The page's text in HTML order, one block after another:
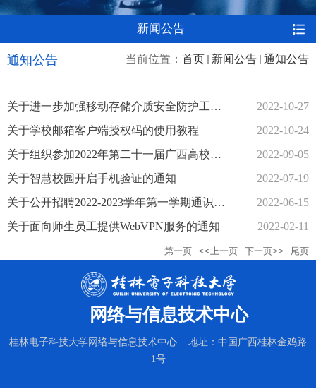
新闻公告
当前位置： 首页 新闻公告 通知公告
通知公告
关于进一步加强移动存储介质安全防护工作的通知
2022-10-27
关于学校邮箱客户端授权码的使用教程
2022-10-24
关于组织参加2022年第二十一届广西高校教育教学信息化大赛的通知
2022-09-05
关于智慧校园开启手机验证的通知
2022-07-19
关于公开招聘2022-2023学年第一学期通识教育网络课程带班辅导教师的通知
2022-06-15
关于面向师生员工提供WebVPN服务的通知
2022-02-11
第一页 <<上一页 下一页>> 尾页
网络与信息技术中心
桂林电子科技大学网络与信息技术中心 地址：中国广西桂林金鸡路
1号